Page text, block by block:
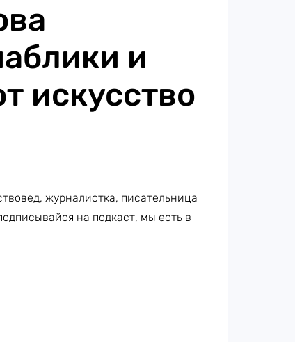
и
искусство
журналистка, писательница
на подкаст, мы есть в